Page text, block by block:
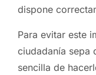
dispone
Para evitar este
ciudadanía sepa
sencilla de